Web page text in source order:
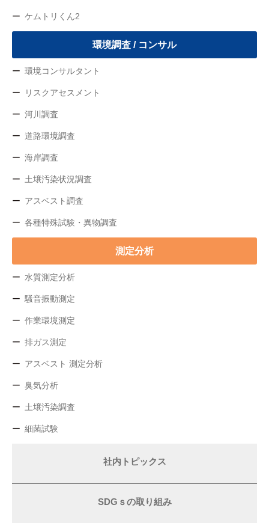
ケムトリくん2
環境調査 / コンサル
環境コンサルタント
リスクアセスメント
河川調査
道路環境調査
海岸調査
土壌汚染状況調査
アスベスト調査
各種特殊試験・異物調査
測定分析
水質測定分析
騒音振動測定
作業環境測定
排ガス測定
アスベスト 測定分析
臭気分析
土壌汚染調査
細菌試験
社内トピックス
SDGｓの取り組み